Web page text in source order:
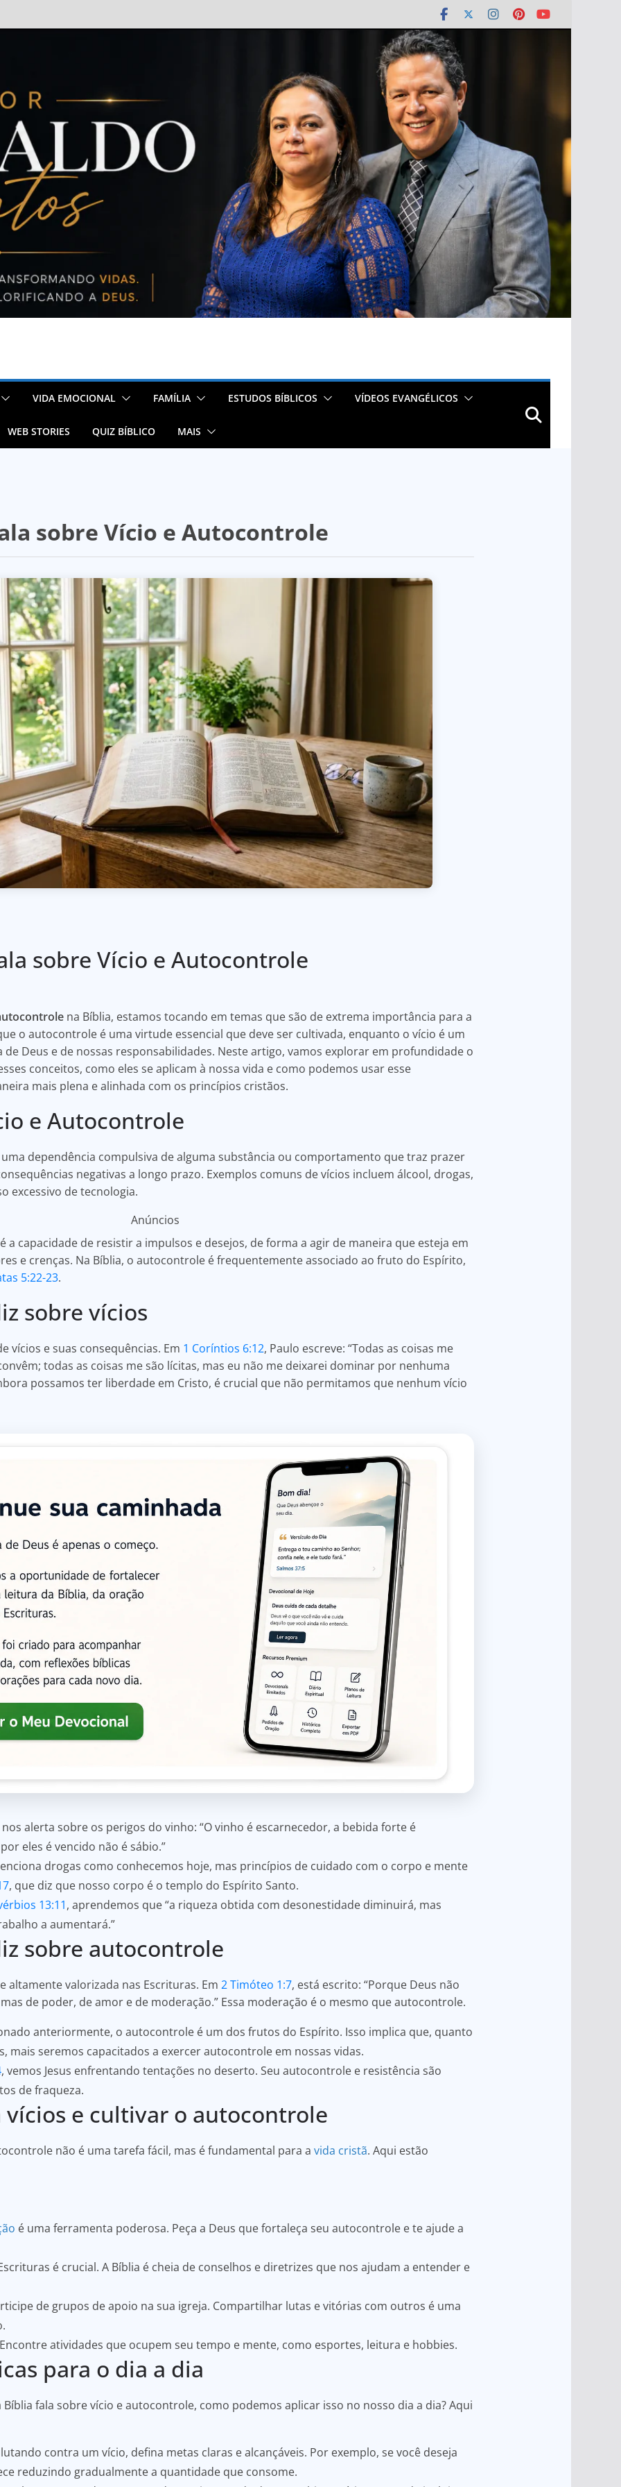
VIDA EMOCIONAL FAMÍLIA ESTUDOS BÍBLICOS VÍDEOS EVANGÉLICOS
WEB STORIES QUIZ BÍBLICO MAIS
sobre Vício e Autocontrole
sobre Vício e Autocontrole
na Bíblia, estamos tocando em temas que são de extrema importância para a
o autocontrole é uma virtude essencial que deve ser cultivada, enquanto o vício é um
Deus e de nossas responsabilidades. Neste artigo, vamos explorar em profundidade o
conceitos, como eles se aplicam à nossa vida e como podemos usar esse
mais plena e alinhada com os princípios cristãos.
e Autocontrole
dependência compulsiva de alguma substância ou comportamento que traz prazer
negativas a longo prazo. Exemplos comuns de vícios incluem álcool, drogas,
excessivo de tecnologia.
Anúncios
capacidade de resistir a impulsos e desejos, de forma a agir de maneira que esteja em
e crenças. Na Bíblia, o autocontrole é frequentemente associado ao fruto do Espírito,
5:22-23.
sobre vícios
vícios e suas consequências. Em 1 Coríntios 6:12, Paulo escreve: “Todas as coisas me
todas as coisas me são lícitas, mas eu não me deixarei dominar por nenhuma
possamos ter liberdade em Cristo, é crucial que não permitamos que nenhum vício
nos alerta sobre os perigos do vinho: “O vinho é escarnecedor, a bebida forte é
eles é vencido não é sábio.”
drogas como conhecemos hoje, mas princípios de cuidado com o corpo e mente
, que diz que nosso corpo é o templo do Espírito Santo.
13:11, aprendemos que “a riqueza obtida com desonestidade diminuirá, mas
a aumentará.”
sobre autocontrole
altamente valorizada nas Escrituras. Em 2 Timóteo 1:7, está escrito: “Porque Deus não
de poder, de amor e de moderação.” Essa moderação é o mesmo que autocontrole.
anteriormente, o autocontrole é um dos frutos do Espírito. Isso implica que, quanto
mais seremos capacitados a exercer autocontrole em nossas vidas.
, vemos Jesus enfrentando tentações no deserto. Seu autocontrole e resistência são
de fraqueza.
vícios e cultivar o autocontrole
não é uma tarefa fácil, mas é fundamental para a vida cristã. Aqui estão
é uma ferramenta poderosa. Peça a Deus que fortaleça seu autocontrole e te ajude a
é crucial. A Bíblia é cheia de conselhos e diretrizes que nos ajudam a entender e
de grupos de apoio na sua igreja. Compartilhar lutas e vitórias com outros é uma
Encontre atividades que ocupem seu tempo e mente, como esportes, leitura e hobbies.
para o dia a dia
fala sobre vício e autocontrole, como podemos aplicar isso no nosso dia a dia? Aqui
contra um vício, defina metas claras e alcançáveis. Por exemplo, se você deseja
reduzindo gradualmente a quantidade que consome.